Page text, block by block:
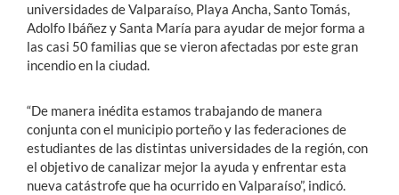
universidades de Valparaíso, Playa Ancha, Santo Tomás,
Adolfo Ibáñez y Santa María para ayudar de mejor forma a
las casi 50 familias que se vieron afectadas por este gran
incendio en la ciudad.
“De manera inédita estamos trabajando de manera
conjunta con el municipio porteño y las federaciones de
estudiantes de las distintas universidades de la región, con
el objetivo de canalizar mejor la ayuda y enfrentar esta
nueva catástrofe que ha ocurrido en Valparaíso”, indicó.